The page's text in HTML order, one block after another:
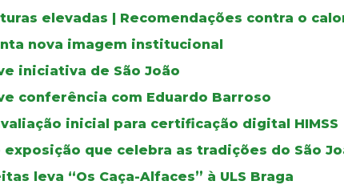
elevadas | Recomendações contra o
nova imagem institucional
iniciativa de São João
conferência com Eduardo Barroso
inicial para certificação digital HIMSS
exposição que celebra as tradições do São
leva “Os Caça-Alfaces” à ULS Braga